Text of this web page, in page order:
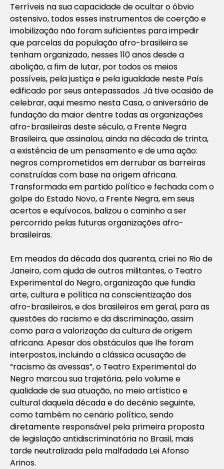
Terríveis na sua capacidade de ocultar o óbvio
ostensivo, todos esses instrumentos de coerção e
imobilização não foram suficientes para impedir
que parcelas da população afro-brasileira se
tenham organizado, nesses 110 anos desde a
abolição, a fim de lutar, por todos os meios
possíveis, pela justiça e pela igualdade neste País
edificado por seus antepassados. Já tive ocasião de
celebrar, aqui mesmo nesta Casa, o aniversário de
fundação da maior dentre todas as organizações
afro-brasileiras deste século, a Frente Negra
Brasileira, que assinalou, ainda na década de trinta,
a existência de um pensamento e de uma ação:
negros comprometidos em derrubar as barreiras
construídas com base na origem africana.
Transformada em partido político e fechada com o
golpe do Estado Novo, a Frente Negra, em seus
acertos e equívocos, balizou o caminho a ser
percorrido pelas futuras organizações afro-
brasileiras.
Em meados da década dos quarenta, criei no Rio de
Janeiro, com ajuda de outros militantes, o Teatro
Experimental do Negro, organização que fundia
arte, cultura e política na conscientização dos
afro-brasileiros, e dos brasileiros em geral, para as
questões do racismo e da discriminação, assim
como para a valorização da cultura de origem
africana. Apesar dos obstáculos que lhe foram
interpostos, incluindo a clássica acusação de
“racismo às avessas”, o Teatro Experimental do
Negro marcou sua trajetória, pelo volume e
qualidade de sua atuação, no meio artístico e
cultural daquela década e do decênio seguinte,
como também no cenário político, sendo
diretamente responsável pela primeira proposta
de legislação antidiscriminatória no Brasil, mais
tarde neutralizada pela malfadada Lei Afonso
Arinos.